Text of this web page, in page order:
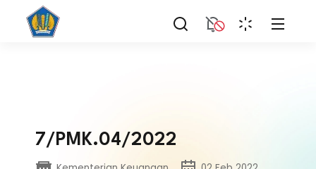
7/PMK.04/2022